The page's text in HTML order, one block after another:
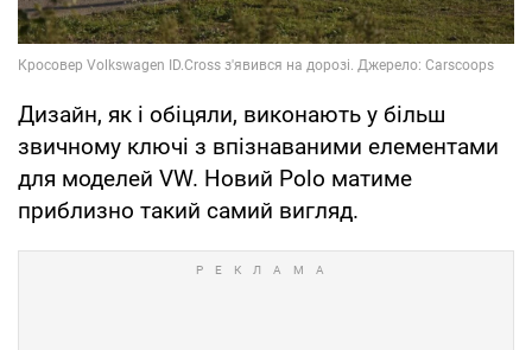
Дизайн, як і обіцяли, виконають у більш
звичному ключі з впізнаваними елементами
для моделей VW. Новий Polo матиме
приблизно такий самий вигляд.